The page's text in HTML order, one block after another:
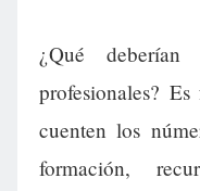
¿Qué
profesionales?
cuenten los
formación,